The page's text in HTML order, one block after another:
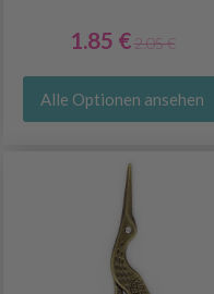
1.85 € 2.05 €
Alle Optionen ansehen